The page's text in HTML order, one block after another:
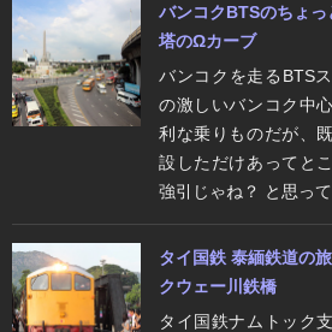
バンコクBTSのちょ
塔のΩカーブ
バンコクを走るBTS
の激しいバンコク中
利な乗りものだが、
設しただけあってと
強引じゃね？ と思って
タイ国鉄 泰緬鉄道の
クウェー川鉄橋
タイ国鉄ナムトック